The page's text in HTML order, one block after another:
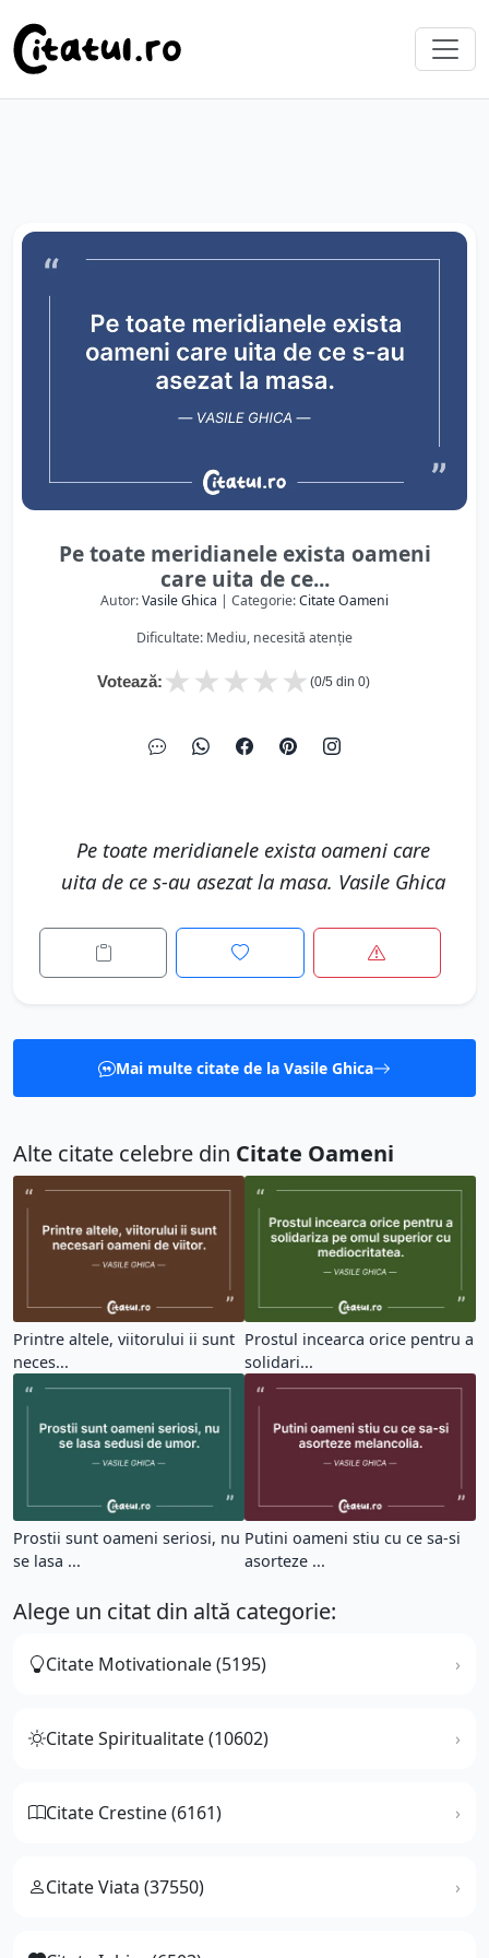
Pe toate meridianele exista oameni
care uita de ce...
Autor:Vasile Ghica | Categorie:Citate Oameni
Dificultate: Mediu, necesită atenție
Votează: ★
★
★
★
★ (0/5 din 0)
Pe toate meridianele exista oameni care
uita de ce s-au asezat la masa. Vasile Ghica
Mai multe citate de la Vasile Ghica
Alte citate celebre din Citate Oameni
Printre altele, viitorului ii sunt
neces...
Prostul incearca orice pentru a
solidari...
Prostii sunt oameni seriosi, nu
se lasa ...
Putini oameni stiu cu ce sa-si
asorteze ...
Alege un citat din altă categorie:
Citate Motivationale (5195)
Citate Spiritualitate (10602)
Citate Crestine (6161)
Citate Viata (37550)